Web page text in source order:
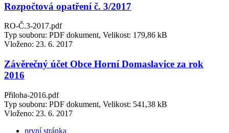
Rozpočtová opatření č. 3/2017
RO-Č.3-2017.pdf
Typ souboru: PDF dokument, Velikost: 179,86 kB
Vloženo: 23. 6. 2017
Závěrečný účet Obce Horní Domaslavice za rok
2016
Přiloha-2016.pdf
Typ souboru: PDF dokument, Velikost: 541,38 kB
Vloženo: 23. 6. 2017
první stránka